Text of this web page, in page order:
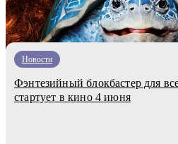
Новости
Фэнтезийный блокбастер для
стартует в кино 4 июня